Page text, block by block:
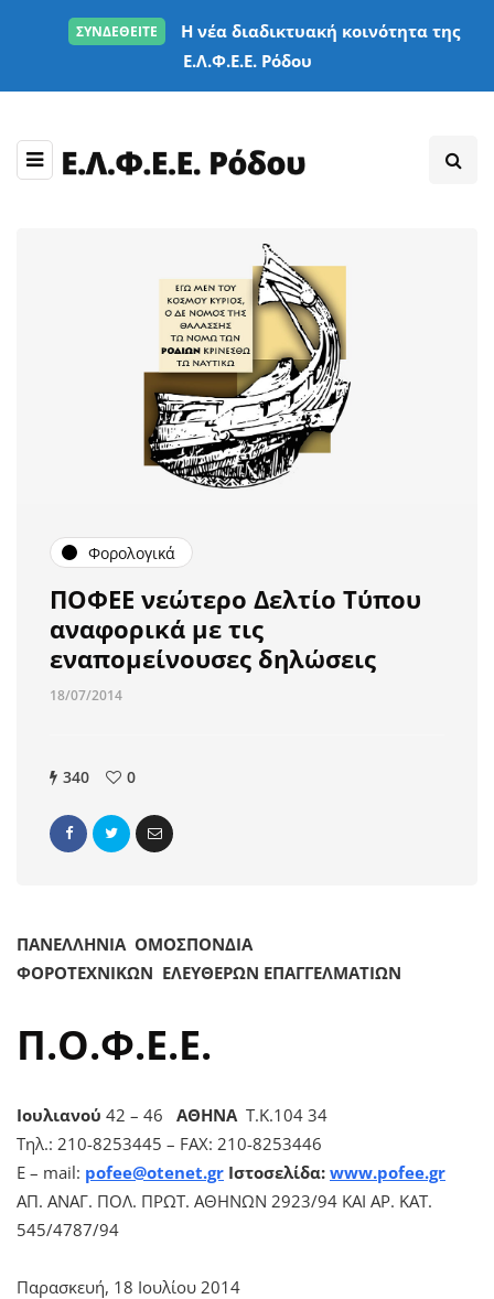
ΣΥΝΔΕΘΕΙΤΕ
Η νέα διαδικτυακή κοινότητα της
Ε.Λ.Φ.Ε.Ε. Ρόδου
Φορολογικά
ΠΟΦΕΕ νεώτερο Δελτίο Τύπου
αναφορικά με τις
εναπομείνουσες δηλώσεις
18/07/2014
340 0
ΠΑΝΕΛΛΗΝΙΑ ΟΜΟΣΠΟΝΔΙΑ
ΦΟΡΟΤΕΧΝΙΚΩΝ ΕΛΕΥΘΕΡΩΝ ΕΠΑΓΓΕΛΜΑΤΙΩΝ
Π.Ο.Φ.Ε.Ε.
Ιουλιανού 42 – 46 ΑΘΗΝΑ Τ.Κ.104 34
Τηλ.: 210-8253445 – FAX: 210-8253446
E – mail: pofee@otenet.gr Ιστοσελίδα: www.pofee.gr
ΑΠ. ΑΝΑΓ. ΠΟΛ. ΠΡΩΤ. ΑΘΗΝΩΝ 2923/94 ΚΑΙ ΑΡ. ΚΑΤ.
545/4787/94
Παρασκευή, 18 Ιουλίου 2014